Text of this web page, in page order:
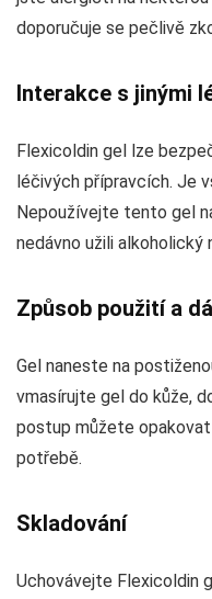
doporučuje se pečlivě
Interakce s jinými
Flexicoldin gel lze
léčivých přípravcích. Je
Nepoužívejte tento gel
nedávno užili alkoholický
Způsob použití a
Gel naneste na
vmasírujte gel do kůže,
postup můžete
potřebě.
Skladování
Uchovávejte Flexicoldin